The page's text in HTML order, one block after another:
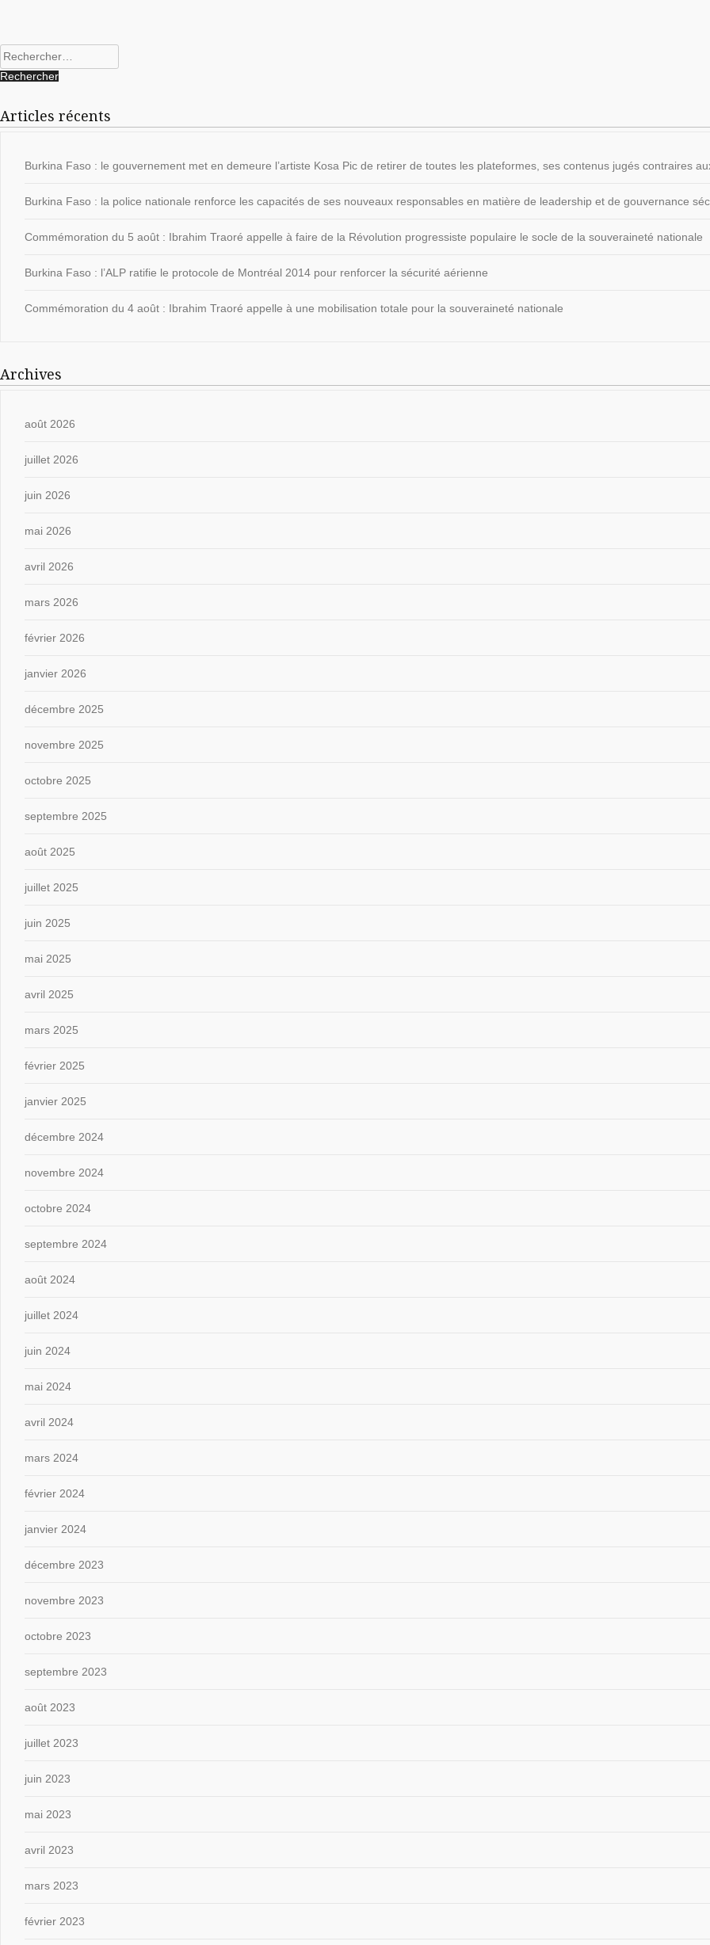
Rechercher :
Articles récents
Burkina Faso : le gouvernement met en demeure l’artiste Kosa Pic de retirer de toutes les plateformes, ses contenus jugés contraires
Burkina Faso : la police nationale renforce les capacités de ses nouveaux responsables en matière de leadership et de gouvernance
Commémoration du 5 août : Ibrahim Traoré appelle à faire de la Révolution progressiste populaire le socle de la souveraineté nationale
Burkina Faso : l’ALP ratifie le protocole de Montréal 2014 pour renforcer la sécurité aérienne
Commémoration du 4 août : Ibrahim Traoré appelle à une mobilisation totale pour la souveraineté nationale
Archives
août 2026
juillet 2026
juin 2026
mai 2026
avril 2026
mars 2026
février 2026
janvier 2026
décembre 2025
novembre 2025
octobre 2025
septembre 2025
août 2025
juillet 2025
juin 2025
mai 2025
avril 2025
mars 2025
février 2025
janvier 2025
décembre 2024
novembre 2024
octobre 2024
septembre 2024
août 2024
juillet 2024
juin 2024
mai 2024
avril 2024
mars 2024
février 2024
janvier 2024
décembre 2023
novembre 2023
octobre 2023
septembre 2023
août 2023
juillet 2023
juin 2023
mai 2023
avril 2023
mars 2023
février 2023